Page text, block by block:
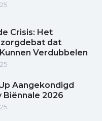
Crisis: Het
dat
Verdubbelen
Aangekondigd
2026